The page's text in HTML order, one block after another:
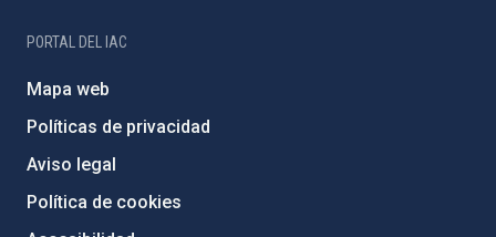
PORTAL DEL IAC
Mapa web
Políticas de privacidad
Aviso legal
Política de cookies